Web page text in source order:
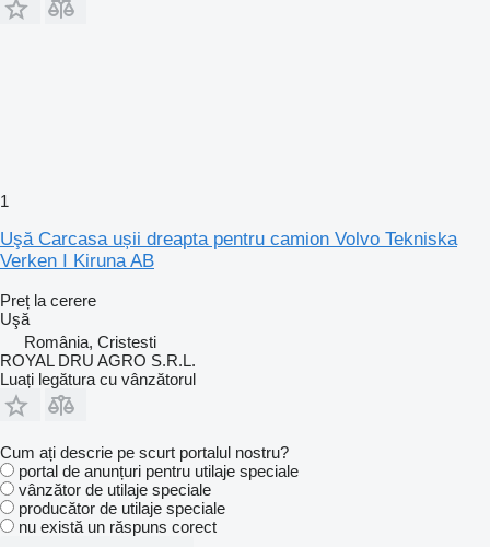
1
Uşă Carcasa ușii dreapta pentru camion Volvo Tekniska
Verken I Kiruna AB
Preț la cerere
Uşă
România, Cristesti
ROYAL DRU AGRO S.R.L.
Luați legătura cu vânzătorul
Cum ați descrie pe scurt portalul nostru?
portal de anunțuri pentru utilaje speciale
vânzător de utilaje speciale
producător de utilaje speciale
nu există un răspuns corect